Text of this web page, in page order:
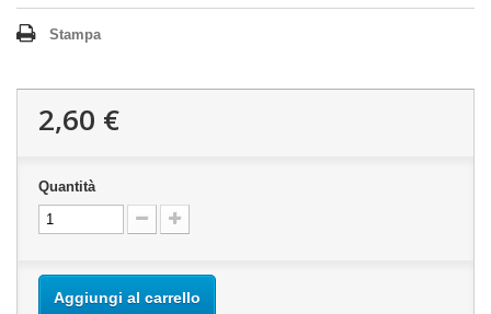
Stampa
2,60 €
Quantità
Aggiungi al carrello